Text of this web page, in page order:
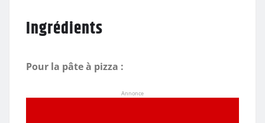
Ingrédients
Pour la pâte à pizza :
Annonce